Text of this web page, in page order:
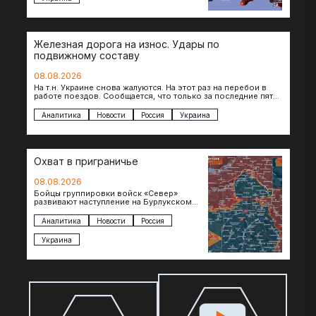
Железная дорога на износ. Удары по
подвижному составу
08.08.2026
На т.н. Украине снова жалуются. На этот раз на перебои в
работе поездов. Сообщается, что только за последние пять
Аналитика Новости Россия Украина
Охват в приграничье
08.08.2026
Бойцы группировки войск «Север»
развивают наступление на Бурлукском
теснят противника сразу на нескольких
участках, создавая угрозу охвата…
Аналитика Новости Россия
Украина